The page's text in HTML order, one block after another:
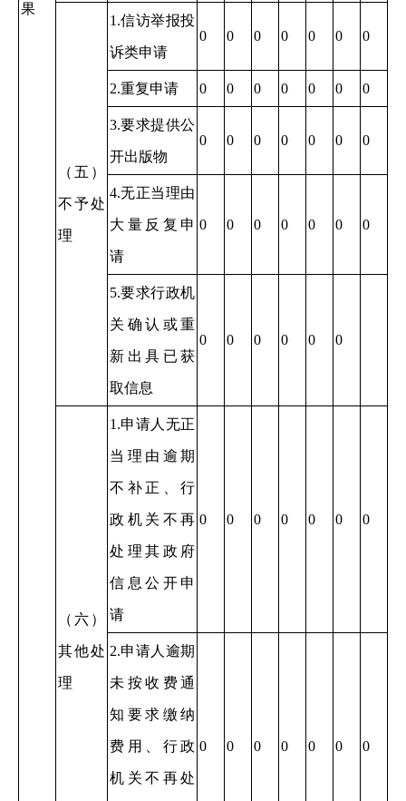
果
（五）
不予处
理
1.信访举报投
诉类申请
0 0 0 0 0 0 0
2.重复申请 0 0 0 0 0 0 0
3.要求提供公
开出版物
0 0 0 0 0 0 0
4.无正当理由
大量反复申
请
0 0 0 0 0 0 0
5.要求行政机
关确认或重
新出具已获
取信息
0 0 0 0 0 0
（六）
其他处
理
1.申请人无正
当理由逾期
不补正、行
政机关不再
处理其政府
信息公开申
请
0 0 0 0 0 0 0
2.申请人逾期
未按收费通
知要求缴纳
费用、行政
机关不再处
0 0 0 0 0 0 0